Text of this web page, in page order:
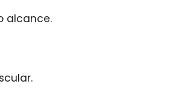
alcance.